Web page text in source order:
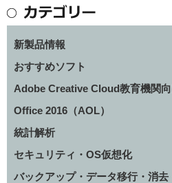
新製品情報
おすすめソフト
Adobe Creative Cloud教育機関
Office 2016（AOL）
統計解析
セキュリティ・OS仮想化
バックアップ・データ移行・消